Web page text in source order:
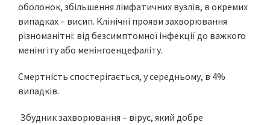
оболонок, збільшення лімфатичних вузлів, в окремих
випадках – висип. Клінічні прояви захворювання
різноманітні: від безсимптомної інфекції до важкого
менінгіту або менінгоенцефаліту.
Смертність спостерігається, у середньому, в 4%
випадків.
Збудник захворювання – вірус, який добре